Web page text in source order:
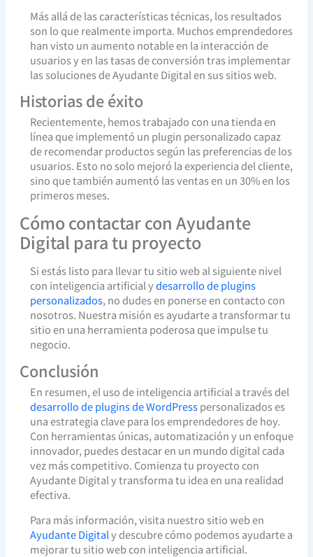
Más allá de las características técnicas, los resultados
son lo que realmente importa. Muchos emprendedores
han visto un aumento notable en la interacción de
usuarios y en las tasas de conversión tras implementar
las soluciones de Ayudante Digital en sus sitios web.
Historias de éxito
Recientemente, hemos trabajado con una tienda en
línea que implementó un plugin personalizado capaz
de recomendar productos según las preferencias de los
usuarios. Esto no solo mejoró la experiencia del cliente,
sino que también aumentó las ventas en un 30% en los
primeros meses.
Cómo contactar con Ayudante
Digital para tu proyecto
Si estás listo para llevar tu sitio web al siguiente nivel
con inteligencia artificial ydesarrollo de plugins
personalizados, no dudes en ponerse en contacto con
nosotros. Nuestra misión es ayudarte a transformar tu
sitio en una herramienta poderosa que impulse tu
negocio.
Conclusión
En resumen, el uso de inteligencia artificial a través del
desarrollo de plugins de WordPresspersonalizados es
una estrategia clave para los emprendedores de hoy.
Con herramientas únicas, automatización y un enfoque
innovador, puedes destacar en un mundo digital cada
vez más competitivo. Comienza tu proyecto con
Ayudante Digital y transforma tu idea en una realidad
efectiva.
Para más información, visita nuestro sitio web en
Ayudante Digitaly descubre cómo podemos ayudarte a
mejorar tu sitio web con inteligencia artificial.